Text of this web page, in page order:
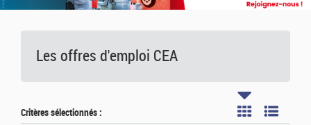
Les offres d'emploi CEA
Critères sélectionnés :